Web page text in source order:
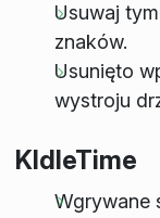
Usuwaj
znaków.
Usunięto
wystroju
KIdleTime
Wgrywane